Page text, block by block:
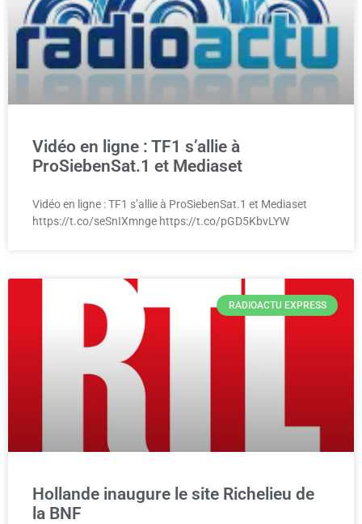
Vidéo en ligne : TF1 s’allie à
ProSiebenSat.1 et Mediaset
Vidéo en ligne : TF1 s’allie à ProSiebenSat.1 et Mediaset
https://t.co/seSnIXmnge https://t.co/pGD5KbvLYW
RADIOACTU EXPRESS
Hollande inaugure le site Richelieu de
la BNF